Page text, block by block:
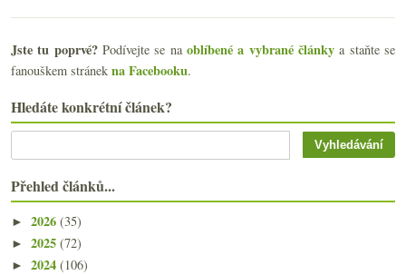
Jste tu poprvé?Podívejte se naoblíbené a vybrané články a staňte se
fanouškem stránek na Facebooku.
Hledáte konkrétní článek?
Přehled článků...
► 2026 (35)
► 2025 (72)
► 2024 (106)